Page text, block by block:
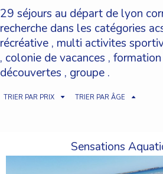
29 séjours au départ de lyon
recherche dans les catégories
récréative , multi activites
, colonie de vacances ,
découvertes , groupe .
TRIER PAR PRIX TRIER PAR ÂGE
Sensations